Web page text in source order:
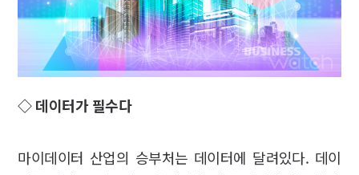
◇ 데이터가 필수다
마이데이터 산업의 승부처는 데이터에 달려있다. 데이